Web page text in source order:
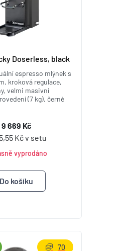
Doserless, black
espresso mlýnek s
kroková regulace,
velmi masivní
(7 kg), černé
9 669 Kč
Kč v setu
vyprodáno
70